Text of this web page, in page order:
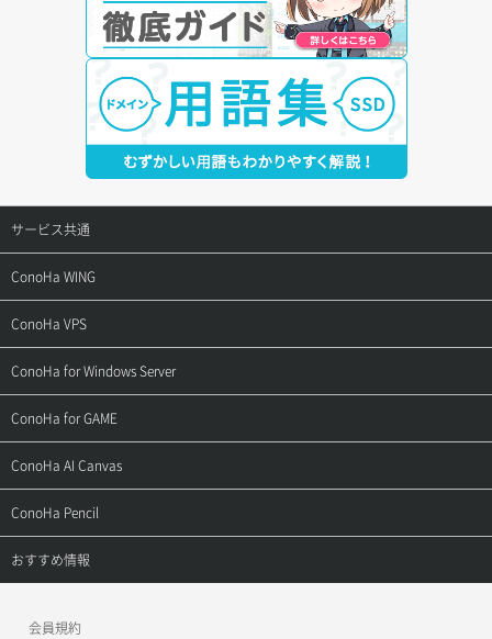
サービス共通
サポートトップ
ご契約・お支払い
用語集
お問い合わせ
ConoHa WING
サポートトップ
ご利用ガイド
お乗り換えガイド
よくある質問
ConoHa VPS
サポートトップ
ご利用ガイド
APIドキュメントVPS2.0
APIドキュメントVPS3.0
ConoHa for Windows Server
サポートトップ
ご利用ガイド
APIドキュメントVPS2.0
APIドキュメントVPS3.0
ConoHa for GAME
サポートトップ
ご利用ガイド
ConoHa AI Canvas
サポートトップ
ご利用ガイド
ConoHa Pencil
サポートトップ
おすすめ情報
会員規約